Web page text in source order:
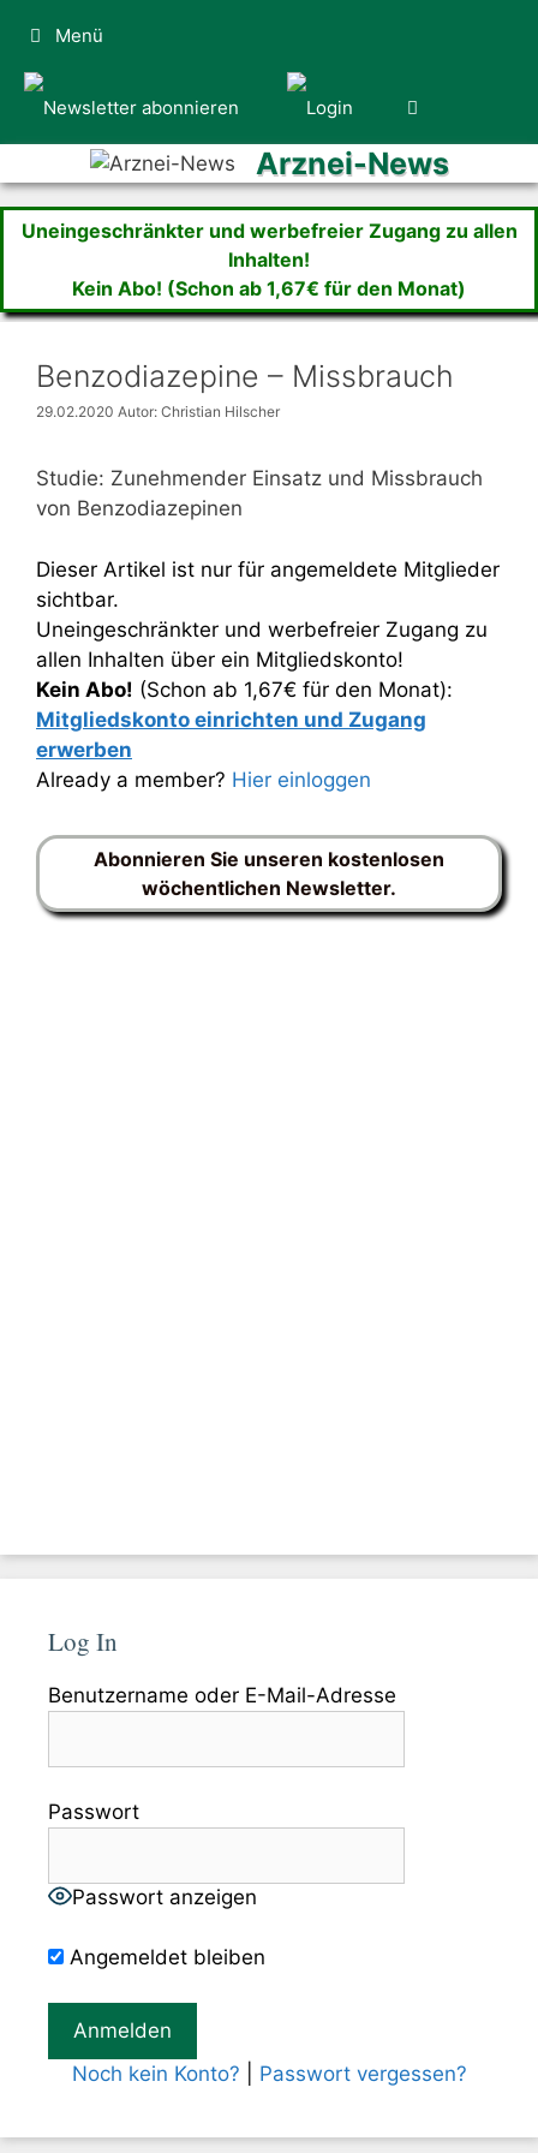
Inhalt
springen
Menü
Arznei-News
Uneingeschränkter und werbefreier Zugang zu allen
Inhalten!
Kein Abo! (Schon ab 1,67€ für den Monat)
Benzodiazepine – Missbrauch
29.02.2020 Autor: Christian Hilscher
Studie: Zunehmender Einsatz und Missbrauch
von Benzodiazepinen
Dieser Artikel ist nur für angemeldete Mitglieder
sichtbar.
Uneingeschränkter und werbefreier Zugang zu
allen Inhalten über ein Mitgliedskonto!
Kein Abo! (Schon ab 1,67€ für den Monat):
Mitgliedskonto einrichten und Zugang
erwerben
Already a member? Hier einloggen
Abonnieren Sie unseren kostenlosen
wöchentlichen Newsletter.
Log In
Benutzername oder E-Mail-Adresse
Passwort
Passwort anzeigen
Angemeldet bleiben
Noch kein Konto? Passwort vergessen?